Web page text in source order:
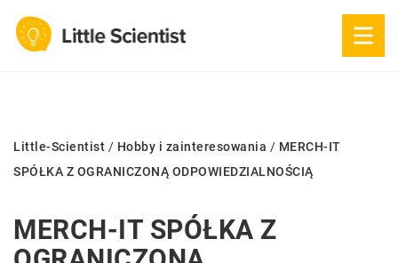
Little-Scientist / Hobby i zainteresowania / MERCH-IT
SPÓŁKA Z OGRANICZONĄ ODPOWIEDZIALNOŚCIĄ
MERCH-IT SPÓŁKA Z